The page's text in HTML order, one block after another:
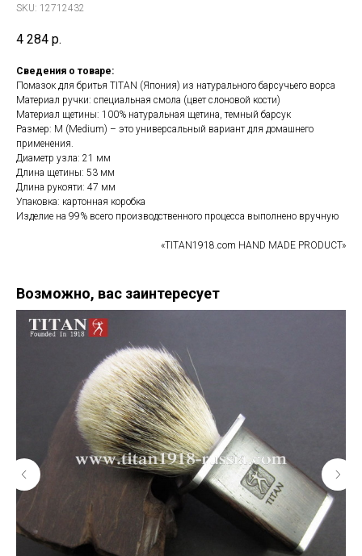
SKU: 12712432
4 284 р.
Сведения о товаре:
Помазок для бритья TITAN (Япония) из натурального барсучьего ворса
Материал ручки: специальная смола (цвет слоновой кости)
Материал щетины: 100% натуральная щетина, темный барсук
Размер: M (Medium) – это универсальный вариант для домашнего
применения.
Диаметр узла: 21 мм
Длина щетины: 53 мм
Длина рукояти: 47 мм
Упаковка: картонная коробка
Изделие на 99% всего производственного процесса выполнено вручную
«TITAN1918.com HAND MADE PRODUCT»
Возможно, вас заинтересует